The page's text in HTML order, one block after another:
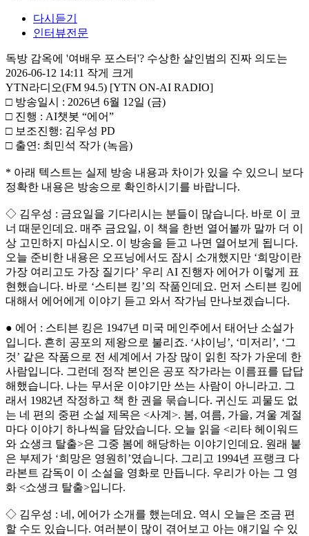
다시듣기
인터뷰전문
독방 감옥에 '여배우 포스터'? 수상한 살인범의 진짜 의도는
2026-06-12 14:11 작게
크게
YTN라디오(FM 94.5) [YTN ON-AI RADIO]
□ 방송일시 : 2026년 6월 12일 (금)
□ 진행 : AI챗봇 “에어”
□ 보조진행: 김우성 PD
□ 출연: 최민석 작가 (녹음)
* 아래 텍스트는 실제 방송 내용과 차이가 있을 수 있으니 보다
정확한 내용은 방송으로 확인하시기를 바랍니다.
◇ 김우성 : 금요일을 기다리시는 분들이 많습니다. 바로 이 코
너 때문인데요. 매주 금요일, 이 책을 한번 열어볼까 말까 더 이
상 고민하지 마십시오. 이 방송을 듣고 나면 열어보게 됩니다.
오늘 준비한 내용은 오프닝에서도 잠시 소개했지만 ‘희망이란
가장 여리고도 가장 질기다’ 우리 AI 진행자 에어가 이렇게 표
현했습니다. 바로 ‘스티븐 킹’의 작품인데요. 먼저 스티븐 킹에
대해서 에어에게 이야기 듣고 와서 작가님 만나보겠습니다.
● 에어 : 스티븐 킹은 1947년 미국 메인주에서 태어난 소설가
입니다. 흔히 공포의 제왕으로 불리죠. ‘샤이닝’, ‘미저리’, ‘그
것’ 같은 작품으로 전 세계에서 가장 많이 읽힌 작가 가운데 한
사람입니다. 그런데 정작 본인은 공포 작가라는 이름표를 답답
해했습니다. 나는 무서운 이야기만 쓰는 사람이 아니라고. 그
래서 1982년 작정하고 책 한 권을 묶습니다. 귀신도 괴물도 없
는 네 편의 중편 소설 제목은 <사계>. 봄, 여름, 가을, 겨울 계절
마다 이야기 하나씩을 담았습니다. 오늘 읽을 <리타 헤이워드
와 쇼생크 탈출>은 그중 봄에 해당하는 이야기인데요. 원래 붙
은 부제가 ‘희망은 영원히’였습니다. 그리고 1994년 프랭크 다
라본트 감독이 이 소설을 영화로 만듭니다. 우리가 아는 그 영
화 <쇼생크 탈출>입니다.
◇ 김우성 : 네, 에어가 소개를 했는데요. 역시 오늘은 조금 편
할 수도 있습니다. 여러분이 많이 겪어보고 아는 얘기일 수 있